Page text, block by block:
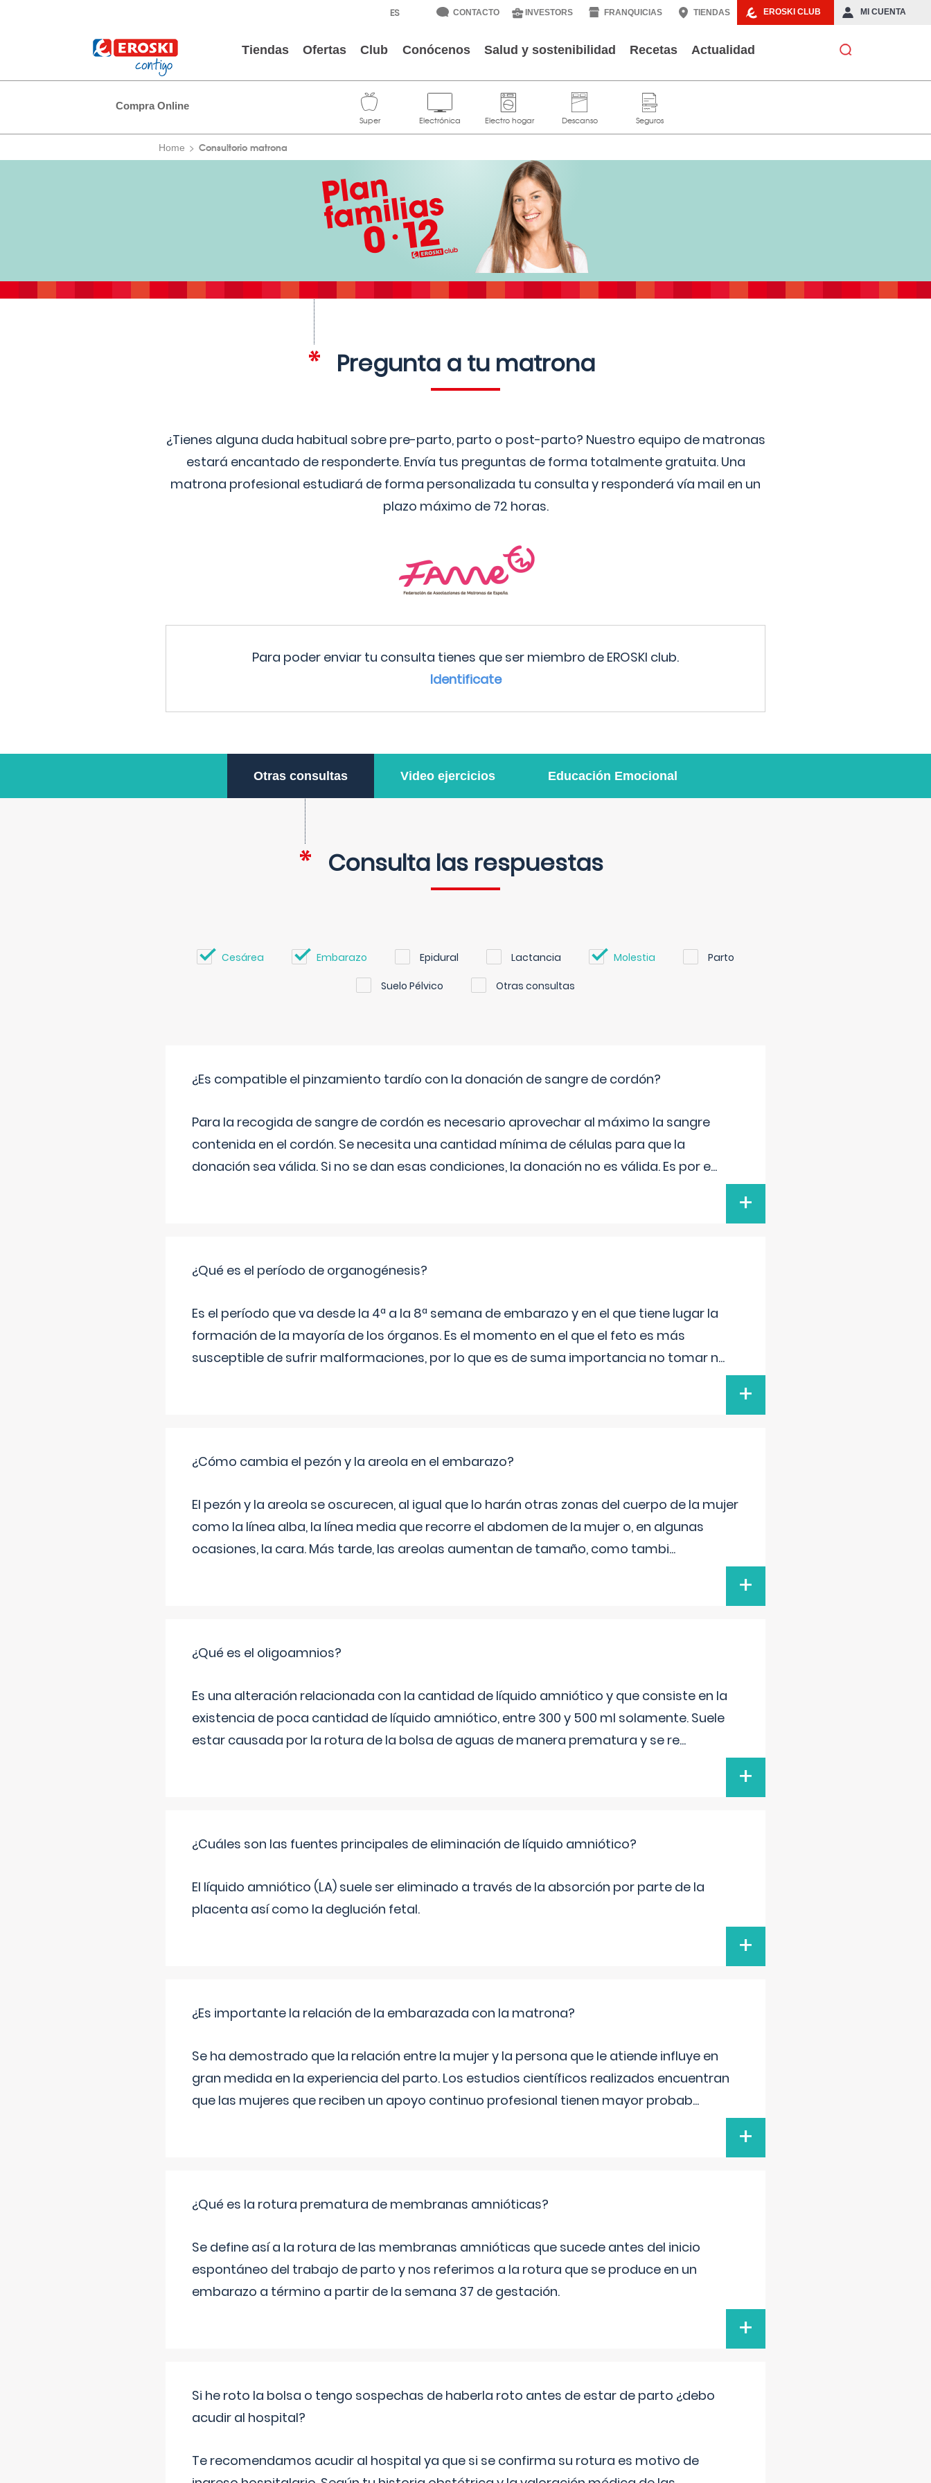
EROSKI CLUB MI CUENTA
CONTACTO INVESTORS FRANQUICIAS TIENDAS
Tiendas Ofertas Club Conócenos Salud y sostenibilidad Recetas Actualidad
Compra Online
Home Consultorio matrona
Pregunta a tu matrona
¿Tienes alguna duda habitual sobre pre-parto, parto o post-parto? Nuestro equipo de matronas
estará encantado de responderte. Envía tus preguntas de forma totalmente gratuita. Una
matrona profesional estudiará de forma personalizada tu consulta y responderá vía mail en un
plazo máximo de 72 horas.
Para poder enviar tu consulta tienes que ser miembro de EROSKI club.
Identificate
Otras consultas Video ejercicios Educación Emocional
Consulta las respuestas
Cesárea Embarazo Epidural Lactancia Molestia Parto
Suelo Pélvico Otras consultas
¿Es compatible el pinzamiento tardío con la donación de sangre de cordón?
Para la recogida de sangre de cordón es necesario aprovechar al máximo la sangre
contenida en el cordón. Se necesita una cantidad mínima de células para que la
donación sea válida. Si no se dan esas condiciones, la donación no es válida. Es por e...
+
¿Qué es el período de organogénesis?
Es el período que va desde la 4ª a la 8ª semana de embarazo y en el que tiene lugar la
formación de la mayoría de los órganos. Es el momento en el que el feto es más
susceptible de sufrir malformaciones, por lo que es de suma importancia no tomar n...
+
¿Cómo cambia el pezón y la areola en el embarazo?
El pezón y la areola se oscurecen, al igual que lo harán otras zonas del cuerpo de la mujer
como la línea alba, la línea media que recorre el abdomen de la mujer o, en algunas
ocasiones, la cara. Más tarde, las areolas aumentan de tamaño, como tambi...
+
¿Qué es el oligoamnios?
Es una alteración relacionada con la cantidad de líquido amniótico y que consiste en la
existencia de poca cantidad de líquido amniótico, entre 300 y 500 ml solamente. Suele
estar causada por la rotura de la bolsa de aguas de manera prematura y se re...
+
¿Cuáles son las fuentes principales de eliminación de líquido amniótico?
El líquido amniótico (LA) suele ser eliminado a través de la absorción por parte de la
placenta así como la deglución fetal.
+
¿Es importante la relación de la embarazada con la matrona?
Se ha demostrado que la relación entre la mujer y la persona que le atiende influye en
gran medida en la experiencia del parto. Los estudios científicos realizados encuentran
que las mujeres que reciben un apoyo continuo profesional tienen mayor probab...
+
¿Qué es la rotura prematura de membranas amnióticas?
Se define así a la rotura de las membranas amnióticas que sucede antes del inicio
espontáneo del trabajo de parto y nos referimos a la rotura que se produce en un
embarazo a término a partir de la semana 37 de gestación.
+
Si he roto la bolsa o tengo sospechas de haberla roto antes de estar de parto ¿debo
acudir al hospital?
Te recomendamos acudir al hospital ya que si se confirma su rotura es motivo de